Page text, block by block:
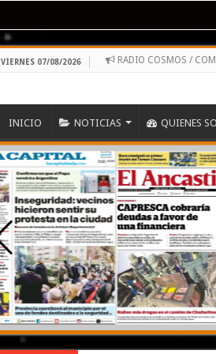
VIERNES 07/08/2026 RADIO COSMOS /
INICIO NOTICIAS QUIENES